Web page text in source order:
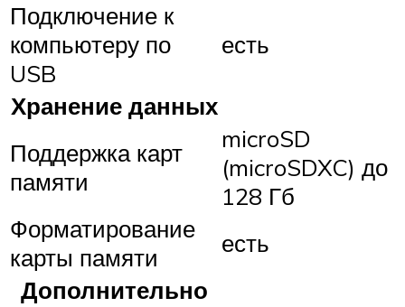
Подключение к
компьютеру по
USB
есть
Хранение данных
Поддержка карт
памяти
microSD
(microSDXC) до
128 Гб
Форматирование
карты памяти
есть
Дополнительно